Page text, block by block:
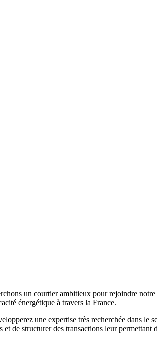
un courtier ambitieux pour rejoindre
énergétique à travers la France.
une expertise très recherchée dans le
de structurer des transactions leur permettant